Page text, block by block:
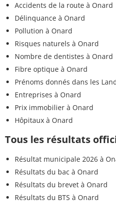
Accidents de la route à Onard
Délinquance à Onard
Pollution à Onard
Risques naturels à Onard
Nombre de dentistes à Onard
Fibre optique à Onard
Prénoms donnés dans les
Entreprises à Onard
Prix immobilier à Onard
Hôpitaux à Onard
Tous les résultats
Résultat municipale 2026 à
Résultats du bac à Onard
Résultats du brevet à Onard
Résultats du BTS à Onard